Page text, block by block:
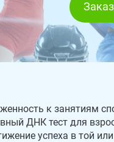
к занятиям
ДНК тест для
успеха в той